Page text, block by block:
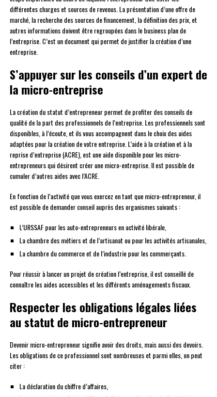
différentes charges et sources de revenus. La présentation d’une offre de
marché, la recherche des sources de financement, la définition des prix, et
autres informations doivent être regroupées dans le business plan de
l’entreprise. C’est un document qui permet de justifier la création d’une
entreprise.
S’appuyer sur les conseils d’un expert de
la micro-entreprise
La création du statut d’entrepreneur permet de profiter des conseils de
qualité de la part des professionnels de l’entreprise. Les professionnels sont
disponibles, à l’écoute, et ils vous accompagnent dans le choix des aides
adaptées pour la création de votre entreprise. L’aide à la création et à la
reprise d’entreprise (ACRE), est une aide disponible pour les micro-
entrepreneurs qui désirent créer une micro-entreprise. Il est possible de
cumuler d’autres aides avec l’ACRE.
En fonction de l’activité que vous exercez en tant que micro-entrepreneur, il
est possible de demander conseil auprès des organismes suivants :
L’URSSAF pour les auto-entrepreneurs en activité libérale,
La chambre des métiers et de l’artisanat ou pour les activités artisanales,
La chambre du commerce et de l’industrie pour les commerçants.
Pour réussir à lancer un projet de création l’entreprise, il est conseillé de
connaître les aides accessibles et les différents aménagements fiscaux.
Respecter les obligations légales liées
au statut de micro-entrepreneur
Devenir micro-entrepreneur signifie avoir des droits, mais aussi des devoirs.
Les obligations de ce professionnel sont nombreuses et parmi elles, on peut
citer :
La déclaration du chiffre d’affaires,